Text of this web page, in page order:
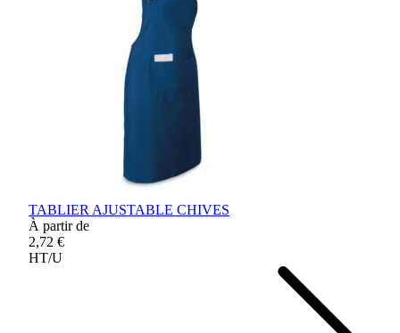
TABLIER AJUSTABLE CHIVES
À partir de
2,72 €
HT/U